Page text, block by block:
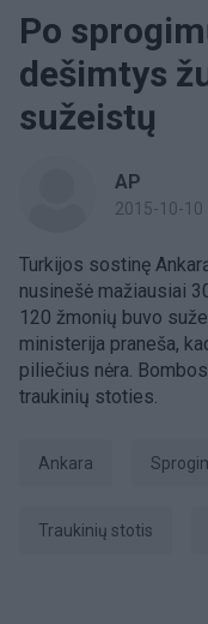
Po
dešimtys
sužeistų
AP
2015-10-10
Turkijos sostinę
nusinešė mažiausiai
120 žmonių buvo
ministerija praneša,
piliečius nėra.
traukinių stoties.
Ankara
traukinių stotis